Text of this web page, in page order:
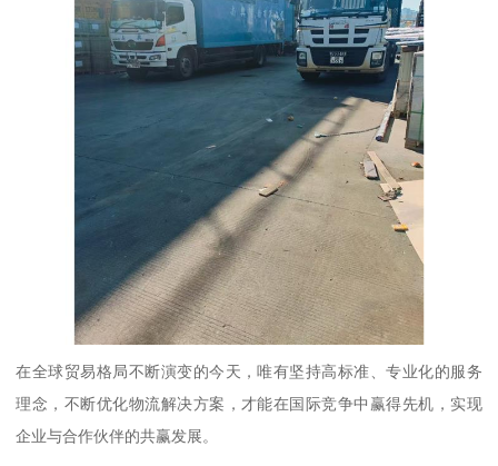
在全球贸易格局不断演变的今天，唯有坚持高标准、专业化的服务
理念，不断优化物流解决方案，才能在国际竞争中赢得先机，实现
企业与合作伙伴的共赢发展。